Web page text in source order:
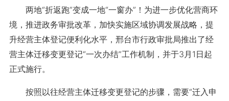
两地“折返跑”变成一地“一窗办”！为进一步优化营商环
境，推进政务审批改革，加快实施区域协调发展战略，提
升经营主体登记便利化水平，邢台市行政审批局推出了经
营主体迁移变更登记“一次办结”工作机制，并于3月1日起
正式施行。
按照以往经营主体迁移变更登记的步骤，需要“迁入申